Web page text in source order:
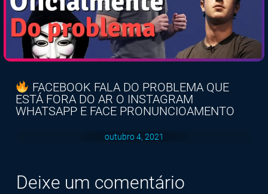
FACEBOOK FALA DO PROBLEMA QUE
ESTÁ FORA DO AR O INSTAGRAM
WHATSAPP E FACE PRONUNCIOAMENTO
outubro 4, 2021
Deixe um comentário